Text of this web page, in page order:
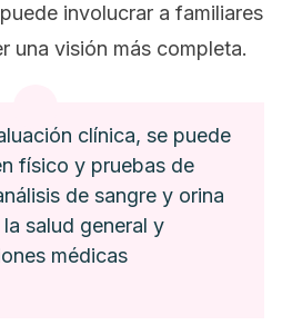
involucrar a familiares
una visión más completa.
clínica, se puede
físico y pruebas de
de sangre y orina
salud general y
médicas